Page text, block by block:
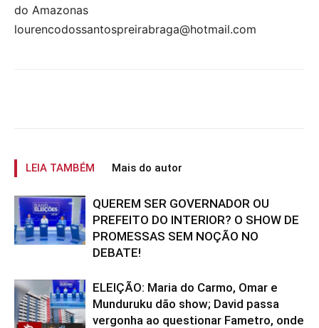
do Amazonas
lourencodossantospreirabraga@hotmail.com
LEIA TAMBÉM Mais do autor
QUEREM SER GOVERNADOR OU
PREFEITO DO INTERIOR? O SHOW DE
PROMESSAS SEM NOÇÃO NO
DEBATE!
ELEIÇÃO: Maria do Carmo, Omar e
Munduruku dão show; David passa
vergonha ao questionar Fametro, onde